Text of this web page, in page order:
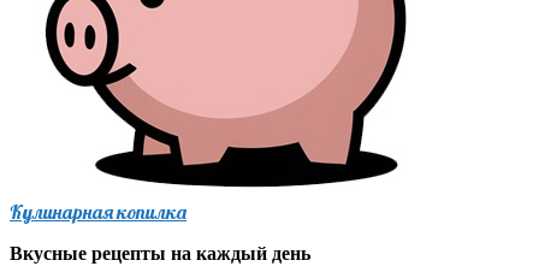
Кулинарная копилка
Вкусные рецепты на каждый день